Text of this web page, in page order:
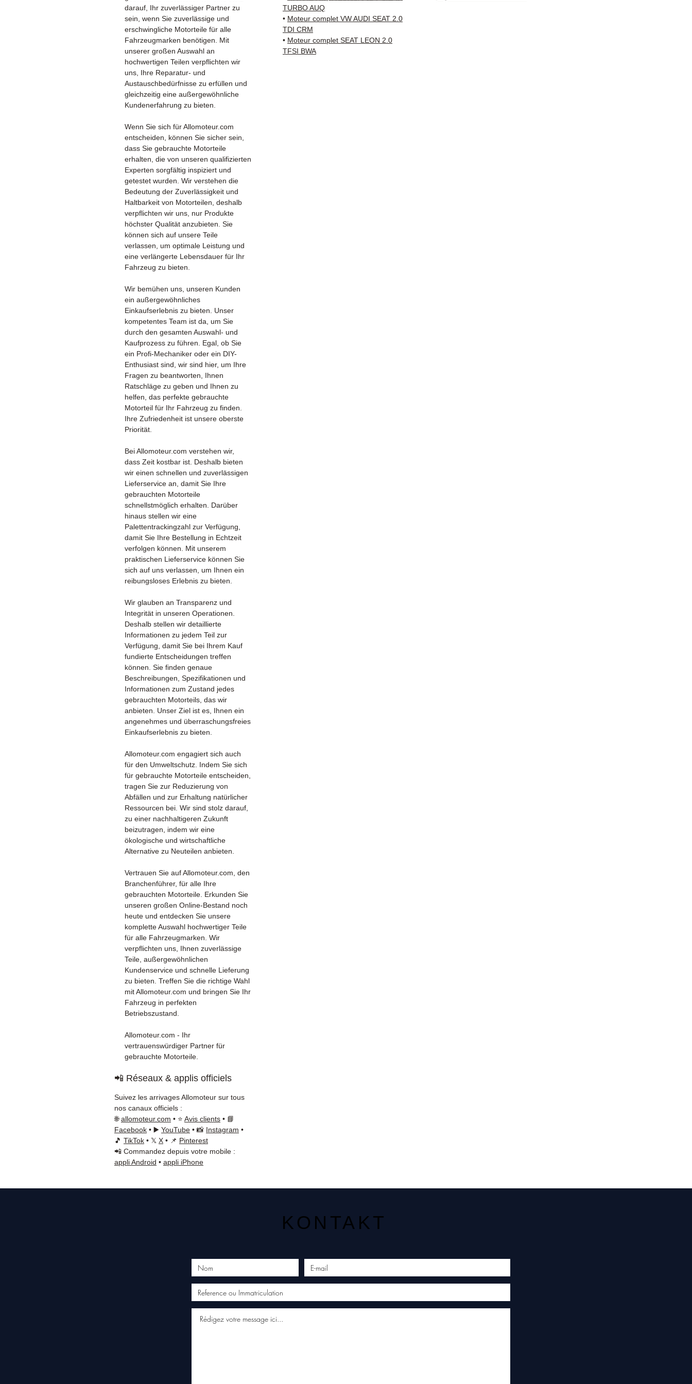
darauf, Ihr zuverlässiger Partner zu
sein, wenn Sie zuverlässige und
erschwingliche Motorteile für alle
Fahrzeugmarken benötigen. Mit
unserer großen Auswahl an
hochwertigen Teilen verpflichten wir
uns, Ihre Reparatur- und
Austauschbedürfnisse zu erfüllen und
gleichzeitig eine außergewöhnliche
Kundenerfahrung zu bieten.
Wenn Sie sich für Allomoteur.com
entscheiden, können Sie sicher sein,
dass Sie gebrauchte Motorteile
erhalten, die von unseren qualifizierten
Experten sorgfältig inspiziert und
getestet wurden. Wir verstehen die
Bedeutung der Zuverlässigkeit und
Haltbarkeit von Motorteilen, deshalb
verpflichten wir uns, nur Produkte
höchster Qualität anzubieten. Sie
können sich auf unsere Teile
verlassen, um optimale Leistung und
eine verlängerte Lebensdauer für Ihr
Fahrzeug zu bieten.
Wir bemühen uns, unseren Kunden
ein außergewöhnliches
Einkaufserlebnis zu bieten. Unser
kompetentes Team ist da, um Sie
durch den gesamten Auswahl- und
Kaufprozess zu führen. Egal, ob Sie
ein Profi-Mechaniker oder ein DIY-
Enthusiast sind, wir sind hier, um Ihre
Fragen zu beantworten, Ihnen
Ratschläge zu geben und Ihnen zu
helfen, das perfekte gebrauchte
Motorteil für Ihr Fahrzeug zu finden.
Ihre Zufriedenheit ist unsere oberste
Priorität.
Bei Allomoteur.com verstehen wir,
dass Zeit kostbar ist. Deshalb bieten
wir einen schnellen und zuverlässigen
Lieferservice an, damit Sie Ihre
gebrauchten Motorteile
schnellstmöglich erhalten. Darüber
hinaus stellen wir eine
Palettentrackingzahl zur Verfügung,
damit Sie Ihre Bestellung in Echtzeit
verfolgen können. Mit unserem
praktischen Lieferservice können Sie
sich auf uns verlassen, um Ihnen ein
reibungsloses Erlebnis zu bieten.
Wir glauben an Transparenz und
Integrität in unseren Operationen.
Deshalb stellen wir detaillierte
Informationen zu jedem Teil zur
Verfügung, damit Sie bei Ihrem Kauf
fundierte Entscheidungen treffen
können. Sie finden genaue
Beschreibungen, Spezifikationen und
Informationen zum Zustand jedes
gebrauchten Motorteils, das wir
anbieten. Unser Ziel ist es, Ihnen ein
angenehmes und überraschungsfreies
Einkaufserlebnis zu bieten.
Allomoteur.com engagiert sich auch
für den Umweltschutz. Indem Sie sich
für gebrauchte Motorteile entscheiden,
tragen Sie zur Reduzierung von
Abfällen und zur Erhaltung natürlicher
Ressourcen bei. Wir sind stolz darauf,
zu einer nachhaltigeren Zukunft
beizutragen, indem wir eine
ökologische und wirtschaftliche
Alternative zu Neuteilen anbieten.
Vertrauen Sie auf Allomoteur.com, den
Branchenführer, für alle Ihre
gebrauchten Motorteile. Erkunden Sie
unseren großen Online-Bestand noch
heute und entdecken Sie unsere
komplette Auswahl hochwertiger Teile
für alle Fahrzeugmarken. Wir
verpflichten uns, Ihnen zuverlässige
Teile, außergewöhnlichen
Kundenservice und schnelle Lieferung
zu bieten. Treffen Sie die richtige Wahl
mit Allomoteur.com und bringen Sie Ihr
Fahrzeug in perfekten
Betriebszustand.
Allomoteur.com - Ihr
vertrauenswürdiger Partner für
gebrauchte Motorteile.
TURBO AUQ
• Moteur complet VW AUDI SEAT 2.0
TDI CRM
• Moteur complet SEAT LEON 2.0
TFSI BWA
📲 Réseaux & applis officiels
Suivez les arrivages Allomoteur sur tous
nos canaux officiels :
🌐allomoteur.com • ⭐ Avis clients • 📘
Facebook • ▶️ YouTube • 📸 Instagram •
🎵 TikTok • 𝕏 X • 📌 Pinterest
📲 Commandez depuis votre mobile :
appli Android • appli iPhone
KONTAKT